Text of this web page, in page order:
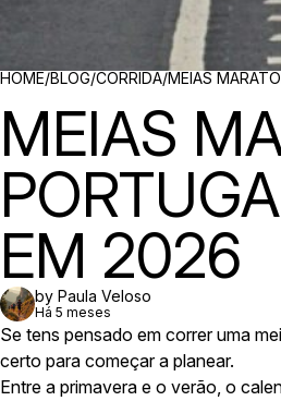
HOME/BLOG/CORRIDA/MEIAS
MEIAS
EM 2026
by Paula Veloso
Há 5 meses
Se tens pensado em correr uma
certo para começar a planear.
Entre a primavera e o verão, o